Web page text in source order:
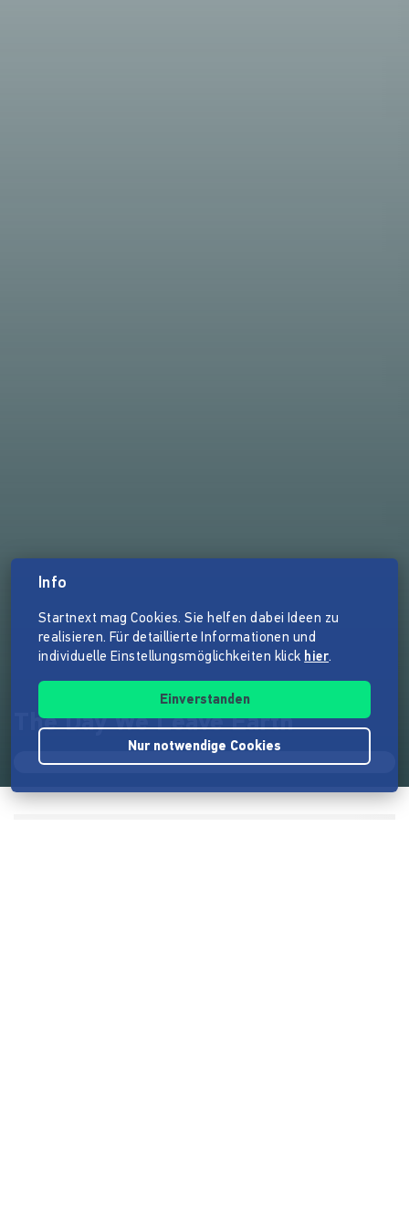
The Day We Leave Earth
Info
Startnext mag Cookies. Sie helfen dabei Ideen zu
realisieren. Für detaillierte Informationen und
individuelle Einstellungsmöglichkeiten klick hier.
Einverstanden
Nur notwendige Cookies